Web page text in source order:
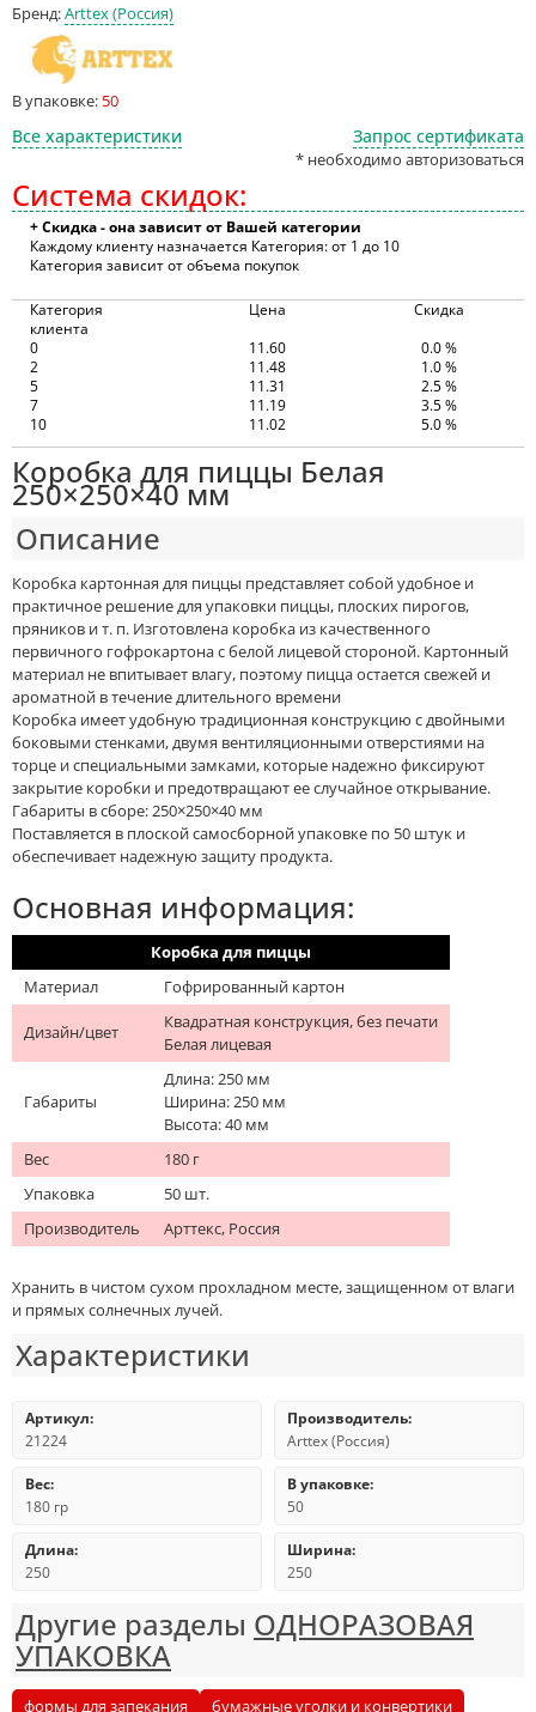
Бренд:Arttex (Россия)
В упаковке: 50
Все характеристики Запрос сертификата
* необходимо авторизоваться
Система скидок:
+ Скидка - она зависит от Вашей категории
Каждому клиенту назначается Категория: от 1 до 10
Категория зависит от объема покупок
Категория
клиента
Цена
Скидка
0
11.60
0.0 %
2
11.48
1.0 %
5
11.31
2.5 %
7
11.19
3.5 %
10
11.02 5.0 %
Коробка для пиццы Белая
250×250×40 мм
Описание
Коробка картонная для пиццы представляет собой удобное и
практичное решение для упаковки пиццы, плоских пирогов,
пряников и т. п. Изготовлена коробка из качественного
первичного гофрокартона с белой лицевой стороной. Картонный
материал не впитывает влагу, поэтому пицца остается свежей и
ароматной в течение длительного времени
Коробка имеет удобную традиционная конструкцию с двойными
боковыми стенками, двумя вентиляционными отверстиями на
торце и специальными замками, которые надежно фиксируют
закрытие коробки и предотвращают ее случайное открывание.
Габариты в сборе: 250×250×40 мм
Поставляется в плоской самосборной упаковке по 50 штук и
обеспечивает надежную защиту продукта.
Основная информация:
Коробка для пиццы
Материал
Гофрированный картон
Дизайн/цвет
Квадратная конструкция, без печати
Белая лицевая
Габариты
Длина: 250 мм
Ширина: 250 мм
Высота: 40 мм
Вес
180 г
Упаковка
50 шт.
Производитель
Арттекс, Россия
Хранить в чистом сухом прохладном месте, защищенном от влаги
и прямых солнечных лучей.
Характеристики
Артикул:
21224
Производитель:
Arttex (Россия)
Вес:
180 гр
В упаковке:
50
Длина:
250
Ширина:
250
Другие разделы ОДНОРАЗОВАЯ
УПАКОВКА
формы для запекания бумажные уголки и конвертики